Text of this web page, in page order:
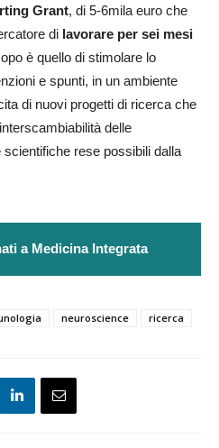
Grant, di 5-6mila euro che
di lavorare per sei mesi
è quello di stimolare lo
e spunti, in un ambiente
di nuovi progetti di ricerca che
delle
rese possibili dalla
a Medicina Integrata
neuroscience ricerca